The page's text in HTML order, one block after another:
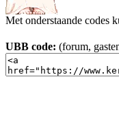
Met onderstaande codes
UBB code: (forum,